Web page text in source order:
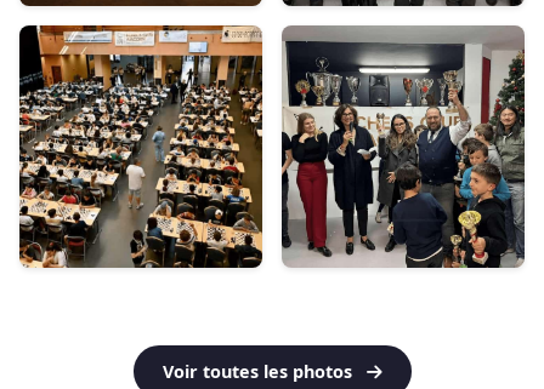
Voir toutes les photos